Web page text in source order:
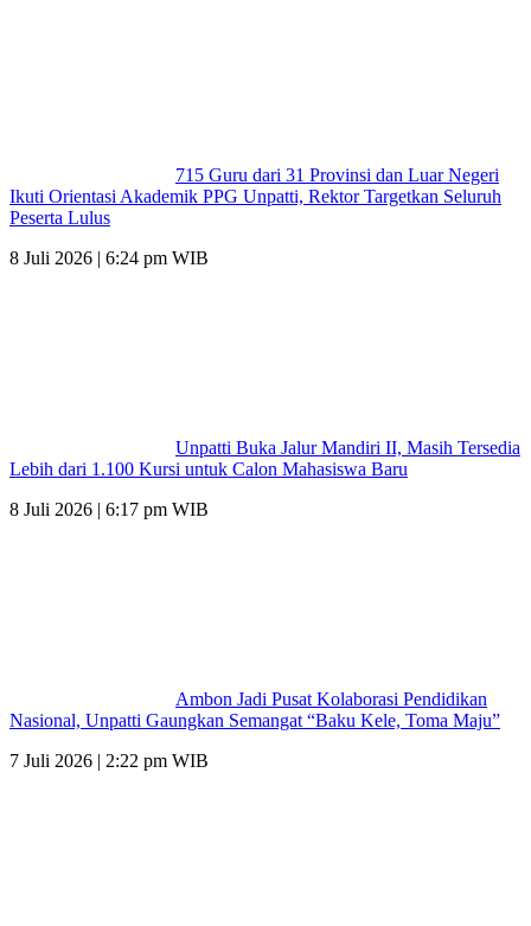
715 Guru dari 31 Provinsi dan Luar Negeri
Ikuti Orientasi Akademik PPG Unpatti, Rektor Targetkan Seluruh
Peserta Lulus
8 Juli 2026 | 6:24 pm WIB
Unpatti Buka Jalur Mandiri II, Masih Tersedia
Lebih dari 1.100 Kursi untuk Calon Mahasiswa Baru
8 Juli 2026 | 6:17 pm WIB
Ambon Jadi Pusat Kolaborasi Pendidikan
Nasional, Unpatti Gaungkan Semangat “Baku Kele, Toma Maju”
7 Juli 2026 | 2:22 pm WIB